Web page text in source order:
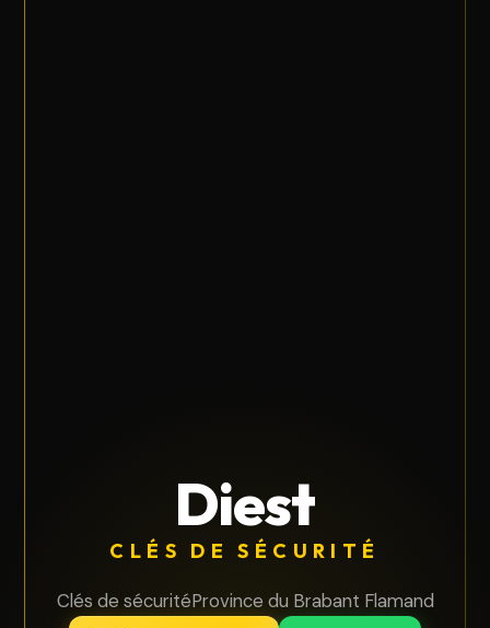
Diest
CLÉS DE SÉCURITÉ
Clés de sécuritéProvince du Brabant Flamand